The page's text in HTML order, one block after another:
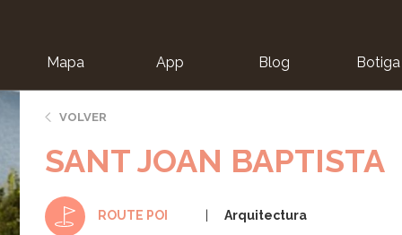
Mapa App Blog Botiga
VOLVER
SANT JOAN BAPTISTA
ROUTE POI Arquitectura